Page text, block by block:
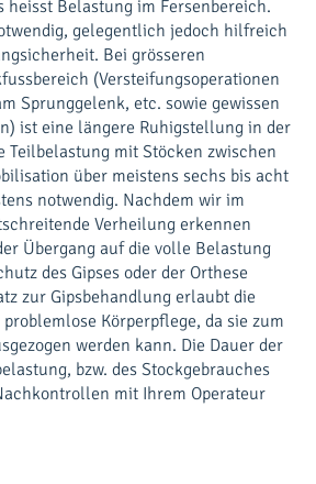
heisst Belastung im Fersenbereich.
gelegentlich jedoch hilfreich
Bei grösseren
(Versteifungsoperationen
Sprunggelenk, etc. sowie gewissen
ist eine längere Ruhigstellung in der
Teilbelastung mit Stöcken zwischen
über meistens sechs bis acht
notwendig. Nachdem wir im
Verheilung erkennen
Übergang auf die volle Belastung
des Gipses oder der Orthese
zur Gipsbehandlung erlaubt die
Körperpflege, da sie zum
werden kann. Die Dauer der
bzw. des Stockgebrauches
mit Ihrem Operateur